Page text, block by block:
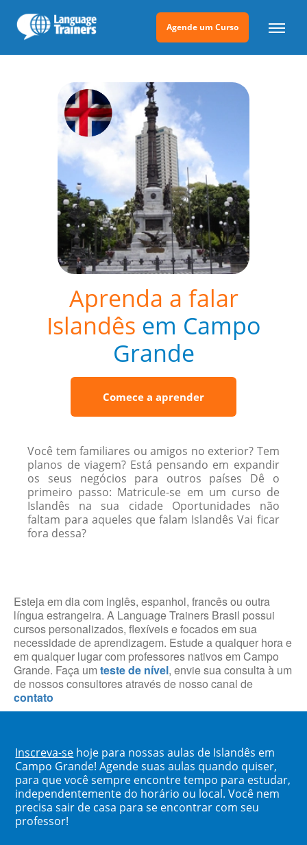
Agende um Curso
Aprenda a falar
Islandês em Campo
Grande
Comece a aprender
Você tem familiares ou amigos no exterior? Tem
planos de viagem? Está pensando em expandir
os seus negócios para outros países Dê o
primeiro passo: Matricule-se em um curso de
Islandês na sua cidade Oportunidades não
faltam para aqueles que falam Islandês Vai ficar
fora dessa?
Esteja em dia com inglês, espanhol, francês ou outra
língua estrangeira. A Language Trainers Brasil possui
cursos personalizados, flexíveis e focados em sua
necessidade de aprendizagem. Estude a qualquer hora e
em qualquer lugar com professores nativos em Campo
Grande. Faça um teste de nível, envie sua consulta à um
de nossos consultores através de nosso canal de
contato
Inscreva-se hoje para nossas aulas de Islandês em
Campo Grande! Agende suas aulas quando quiser,
para que você sempre encontre tempo para estudar,
independentemente do horário ou local. Você nem
precisa sair de casa para se encontrar com seu
professor!